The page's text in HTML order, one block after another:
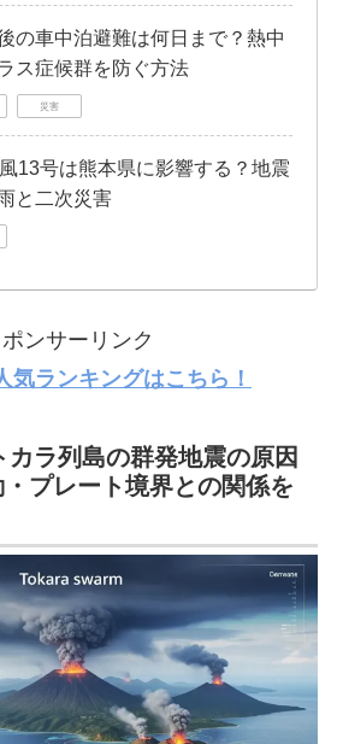
の車中泊避難は何日まで？熱中
ス症候群を防ぐ方法
災害
13号は熊本県に影響する？地震
と二次災害
ポンサーリンク
ランキングはこちら！
カラ列島の群発地震の原因
プレート境界との関係を